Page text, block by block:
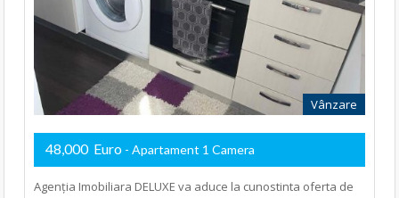
Vânzare
48,000 Euro - Apartament 1 Camera
Agenția Imobiliara DELUXE va aduce la cunostinta oferta de